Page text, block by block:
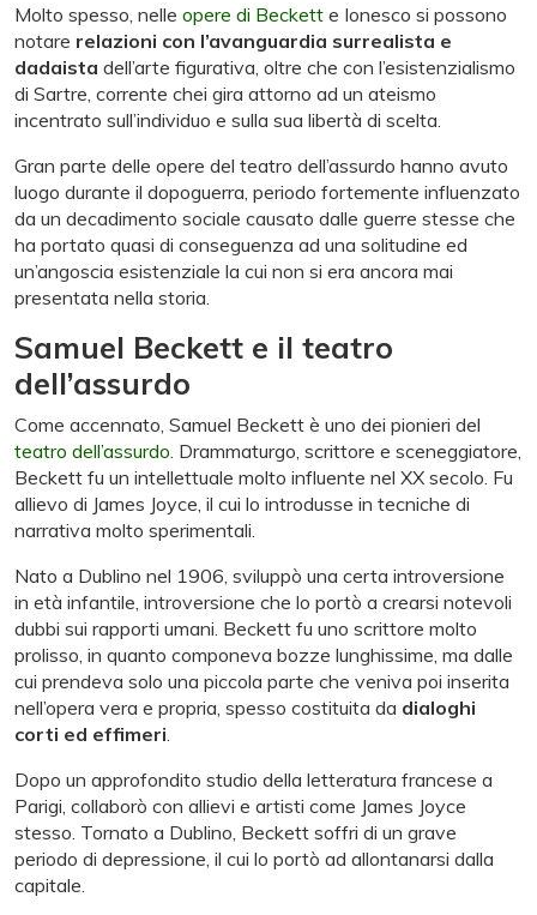
Molto spesso, nelle opere di Beckett e Ionesco si possono
notare relazioni con l’avanguardia surrealista e
dadaista dell’arte figurativa, oltre che con l’esistenzialismo
di Sartre, corrente chei gira attorno ad un ateismo
incentrato sull’individuo e sulla sua libertà di scelta.
Gran parte delle opere del teatro dell’assurdo hanno avuto
luogo durante il dopoguerra, periodo fortemente influenzato
da un decadimento sociale causato dalle guerre stesse che
ha portato quasi di conseguenza ad una solitudine ed
un’angoscia esistenziale la cui non si era ancora mai
presentata nella storia.
Samuel Beckett e il teatro
dell’assurdo
Come accennato, Samuel Beckett è uno dei pionieri del
teatro dell’assurdo . Drammaturgo, scrittore e sceneggiatore,
Beckett fu un intellettuale molto influente nel XX secolo. Fu
allievo di James Joyce, il cui lo introdusse in tecniche di
narrativa molto sperimentali.
Nato a Dublino nel 1906, sviluppò una certa introversione
in età infantile, introversione che lo portò a crearsi notevoli
dubbi sui rapporti umani. Beckett fu uno scrittore molto
prolisso, in quanto componeva bozze lunghissime, ma dalle
cui prendeva solo una piccola parte che veniva poi inserita
nell’opera vera e propria, spesso costituita da dialoghi
corti ed effimeri
Dopo un approfondito studio della letteratura francese a
Parigi, collaborò con allievi e artisti come James Joyce
stesso. Tornato a Dublino, Beckett soffri di un grave
periodo di depressione, il cui lo portò ad allontanarsi dalla
capitale.